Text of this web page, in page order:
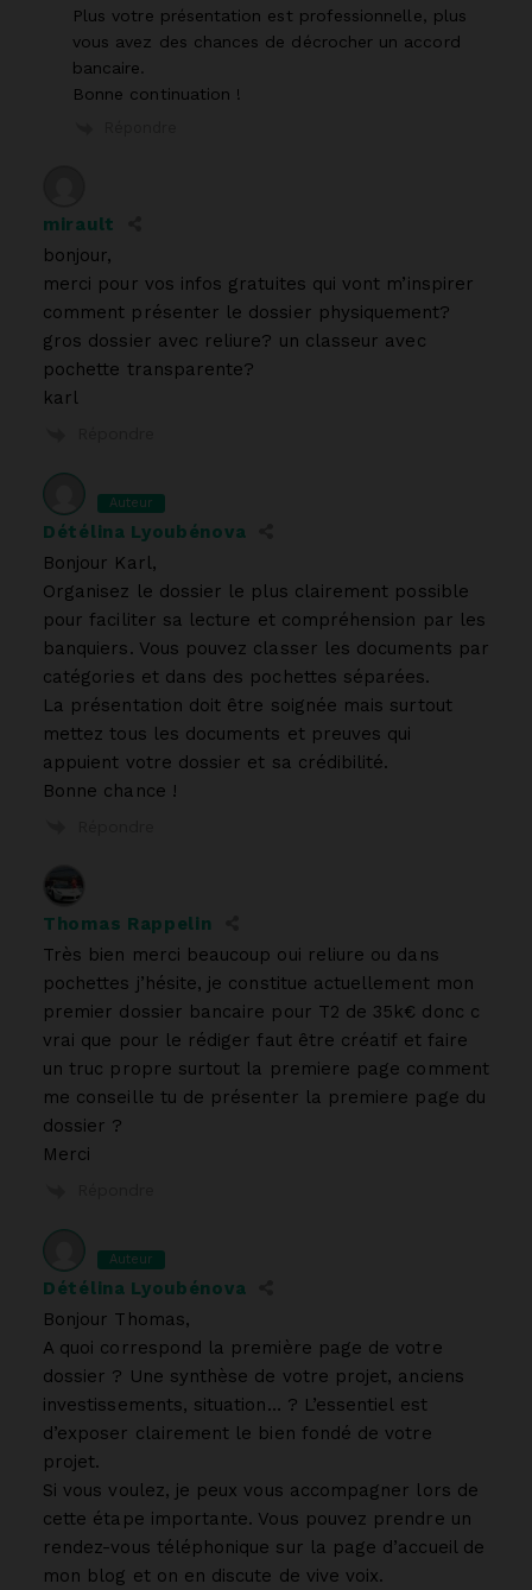
Plus votre présentation est professionnelle, plus
vous avez des chances de décrocher un accord
bancaire.
Bonne continuation !
mirault
bonjour,
merci pour vos infos gratuites qui vont m’inspirer
comment présenter le dossier physiquement?
gros dossier avec reliure? un classeur avec
pochette transparente?
karl
Auteur
Détélina Lyoubénova
Bonjour Karl,
Organisez le dossier le plus clairement possible
pour faciliter sa lecture et compréhension par les
banquiers. Vous pouvez classer les documents par
catégories et dans des pochettes séparées.
La présentation doit être soignée mais surtout
mettez tous les documents et preuves qui
appuient votre dossier et sa crédibilité.
Bonne chance !
Thomas Rappelin
Très bien merci beaucoup oui reliure ou dans
pochettes j’hésite, je constitue actuellement mon
premier dossier bancaire pour T2 de 35k€ donc c
vrai que pour le rédiger faut être créatif et faire
un truc propre surtout la premiere page comment
me conseille tu de présenter la premiere page du
dossier ?
Merci
Auteur
Détélina Lyoubénova
Bonjour Thomas,
A quoi correspond la première page de votre
dossier ? Une synthèse de votre projet, anciens
investissements, situation… ? L’essentiel est
d’exposer clairement le bien fondé de votre
projet.
Si vous voulez, je peux vous accompagner lors de
cette étape importante. Vous pouvez prendre un
rendez-vous téléphonique sur la page d’accueil de
mon blog et on en discute de vive voix.